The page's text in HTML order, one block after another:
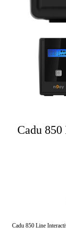
Cadu
Cadu 850 Line